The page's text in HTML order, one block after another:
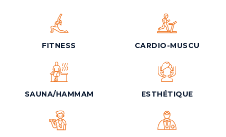
FITNESS CARDIO-MUSCU
SAUNA/HAMMAM ESTHÉTIQUE